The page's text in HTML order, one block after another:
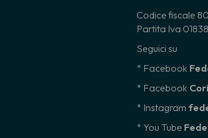
Codice fiscale
Partita Iva
Seguici su
* Facebook
* Facebook
* Instagram
* You Tube